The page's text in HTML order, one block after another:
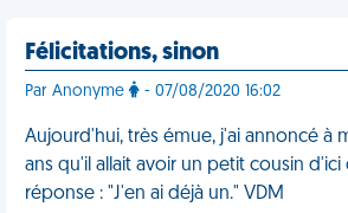
Félicitations, sinon
Par Anonyme - 07/08/2020 16:02
Aujourd'hui, très émue, j'ai annoncé à
ans qu'il allait avoir un petit cousin d'ici
réponse : "J'en ai déjà un." VDM